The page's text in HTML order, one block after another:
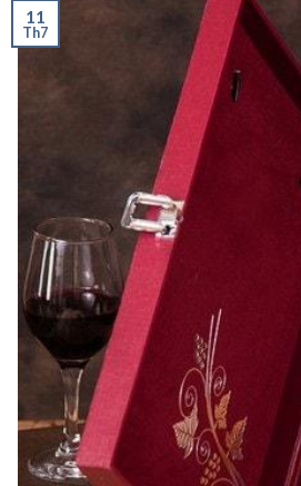
11
Th7